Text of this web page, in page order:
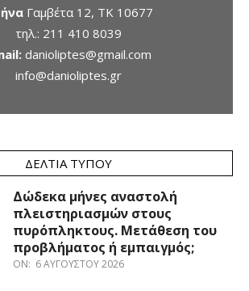
Γαμβέτα 12, ΤΚ 10677
τηλ.: 211 410 8039
danioliptes@gmail.com
info@danioliptes.gr
ΔΕΛΤΊΑ ΤΎΠΟΥ
Δώδεκα μήνες αναστολή
πλειστηριασμών στους
πυρόπληκτους. Μετάθεση του
προβλήματος ή εμπαιγμός;
ON: 6 ΑΥΓΟΎΣΤΟΥ 2026